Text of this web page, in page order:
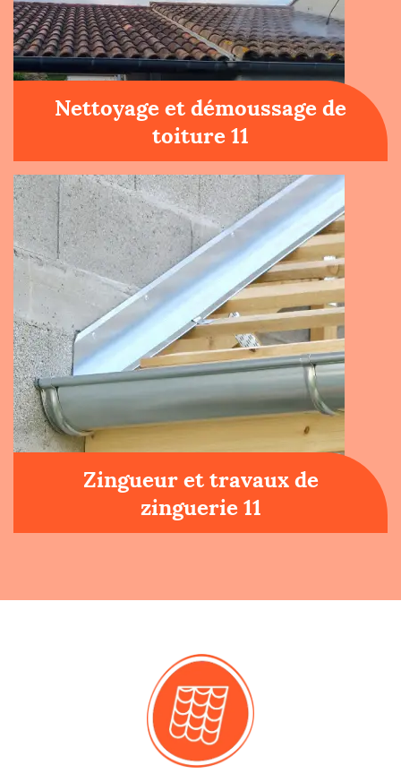
Nettoyage et démoussage de
toiture 11
Zingueur et travaux de
zinguerie 11